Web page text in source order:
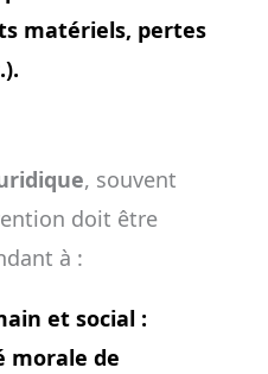
matériels, pertes
, souvent
doit être
à :
et social :
morale de